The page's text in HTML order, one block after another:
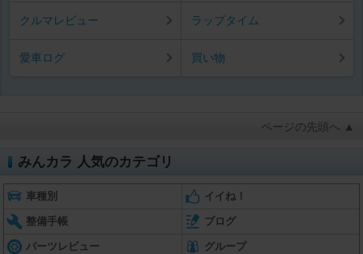
クルマレビュー ラップタイム
愛車ログ 買い物
ページの先頭へ ▲
みんカラ 人気のカテゴリ
車種別 イイね！
整備手帳 ブログ
パーツレビュー グループ